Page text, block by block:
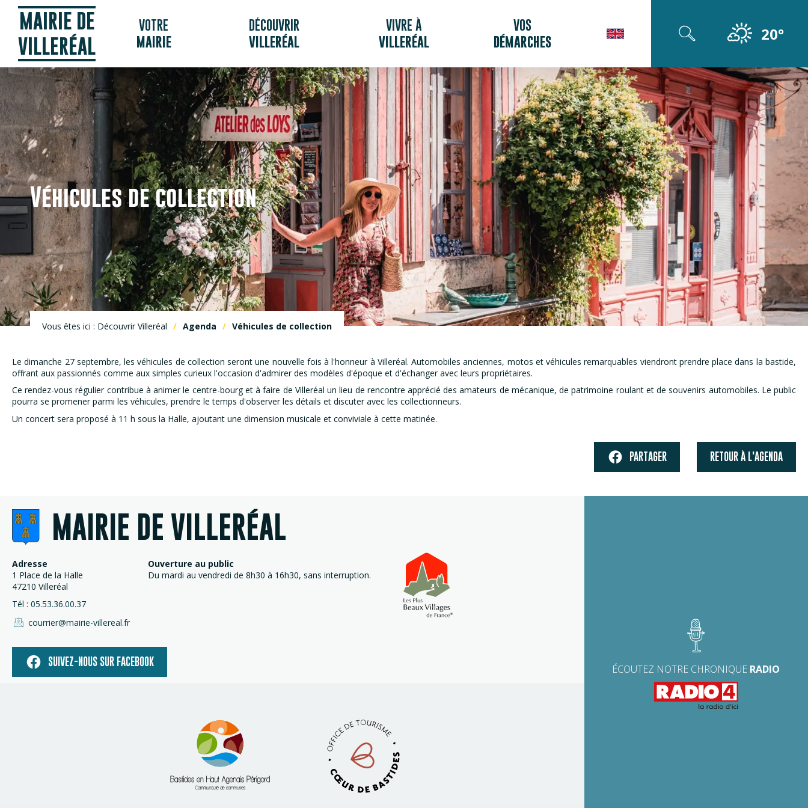
MAIRIE DE
VILLERÉAL
VOTRE
MAIRIE
DÉCOUVRIR
VILLERÉAL
VIVRE À
VILLERÉAL
VOS
DÉMARCHES 20°
Véhicules de collection
Vous êtes ici : Découvrir Villeréal Agenda Véhicules de collection
Le dimanche 27 septembre, les véhicules de collection seront une nouvelle fois à l'honneur à Villeréal. Automobiles anciennes, motos et véhicules remarquables viendront prendre place dans la bastide,
offrant aux passionnés comme aux simples curieux l'occasion d'admirer des modèles d'époque et d'échanger avec leurs propriétaires.
Ce rendez-vous régulier contribue à animer le centre-bourg et à faire de Villeréal un lieu de rencontre apprécié des amateurs de mécanique, de patrimoine roulant et de souvenirs automobiles. Le public
pourra se promener parmi les véhicules, prendre le temps d'observer les détails et discuter avec les collectionneurs.
Un concert sera proposé à 11 h sous la Halle, ajoutant une dimension musicale et conviviale à cette matinée.
PARTAGER RETOUR À L'AGENDA
MAIRIE DE VILLERÉAL
Adresse
1 Place de la Halle
47210 Villeréal
Tél : 05.53.36.00.37
courrier@mairie-villereal.fr
Ouverture au public
Du mardi au vendredi de 8h30 à 16h30, sans interruption.
SUIVEZ-NOUS SUR FACEBOOK
ÉCOUTEZ NOTRE CHRONIQUE RADIO
Panneau de gestion des cookies